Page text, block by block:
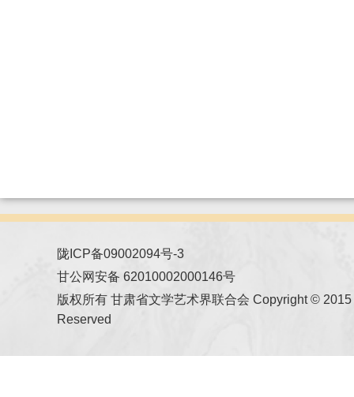
陇ICP备09002094号-3
甘公网安备 62010002000146号
版权所有 甘肃省文学艺术界联合会 Copyright ©
Reserved